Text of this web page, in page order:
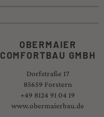
OBERMAIER
COMFORTBAU GMBH
Dorfstraße 17
85659 Forstern
+49 8124 91 04 19
www.obermaierbau.de